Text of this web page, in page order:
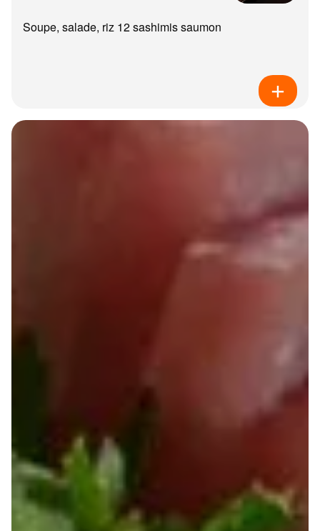
Soupe, salade, riz 12 sashimis saumon